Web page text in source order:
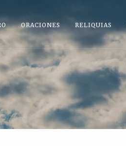
ORACIONES RELIQUIAS